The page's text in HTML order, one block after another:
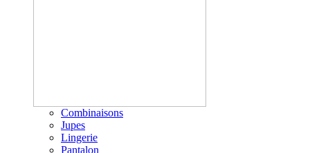
Combinaisons
Jupes
Lingerie
Pantalon